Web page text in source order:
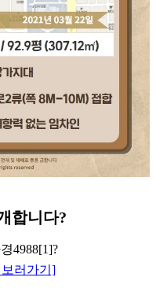
합니다?
4988[1]?
보러가기]